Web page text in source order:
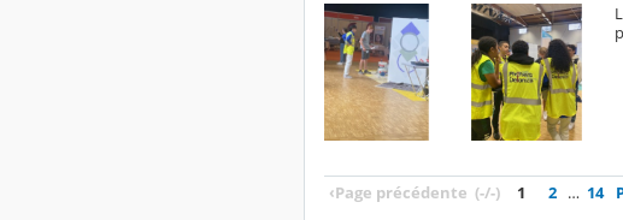
‹Page précédente (-/-) 1 2 … 14